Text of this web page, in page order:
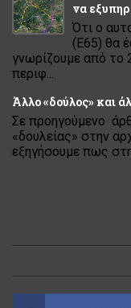
να
Ότι ο
(Ε65) θα
γνωρίζουμε από το
περιφ...
Άλλο «δούλος» και
Σε προηγούμενο
«δουλείας» στην
εξηγήσουμε πως